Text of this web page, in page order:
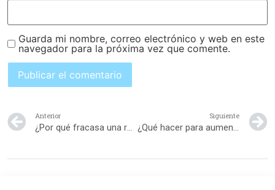
Guarda mi nombre, correo electrónico y web en este
navegador para la próxima vez que comente.
Anterior
¿Por qué fracasa una relación?
Siguiente
¿Qué hacer para aumentar el amor en tu relación?